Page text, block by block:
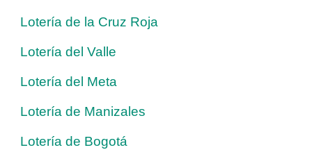
Lotería de la Cruz Roja
Lotería del Valle
Lotería del Meta
Lotería de Manizales
Lotería de Bogotá